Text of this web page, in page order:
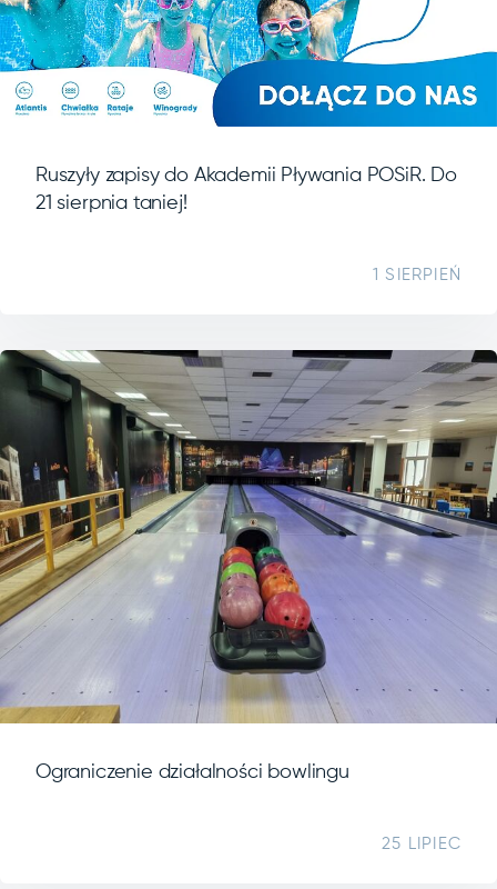
Ruszyły zapisy do Akademii Pływania POSiR. Do
21 sierpnia taniej!
1 SIERPIEŃ
Ograniczenie działalności bowlingu
25 LIPIEC